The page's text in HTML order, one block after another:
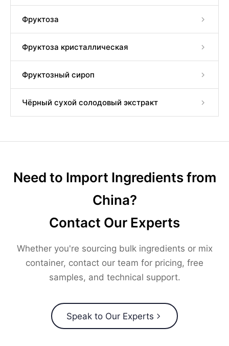
Фруктоза
Фруктоза кристаллическая
Фруктозный сироп
Чёрный сухой солодовый экстракт
Need to Import Ingredients from
China?
Contact Our Experts
Whether you're sourcing bulk ingredients or mix
container, contact our team for pricing, free
samples, and technical support.
Speak to Our Experts